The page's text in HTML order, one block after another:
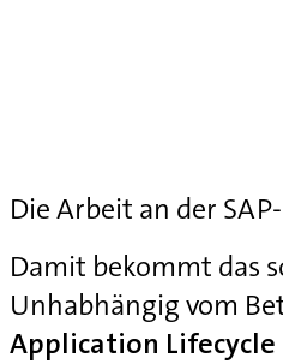
Die Arbeit an der
Damit bekommt das
Unhabhängig vom
Application